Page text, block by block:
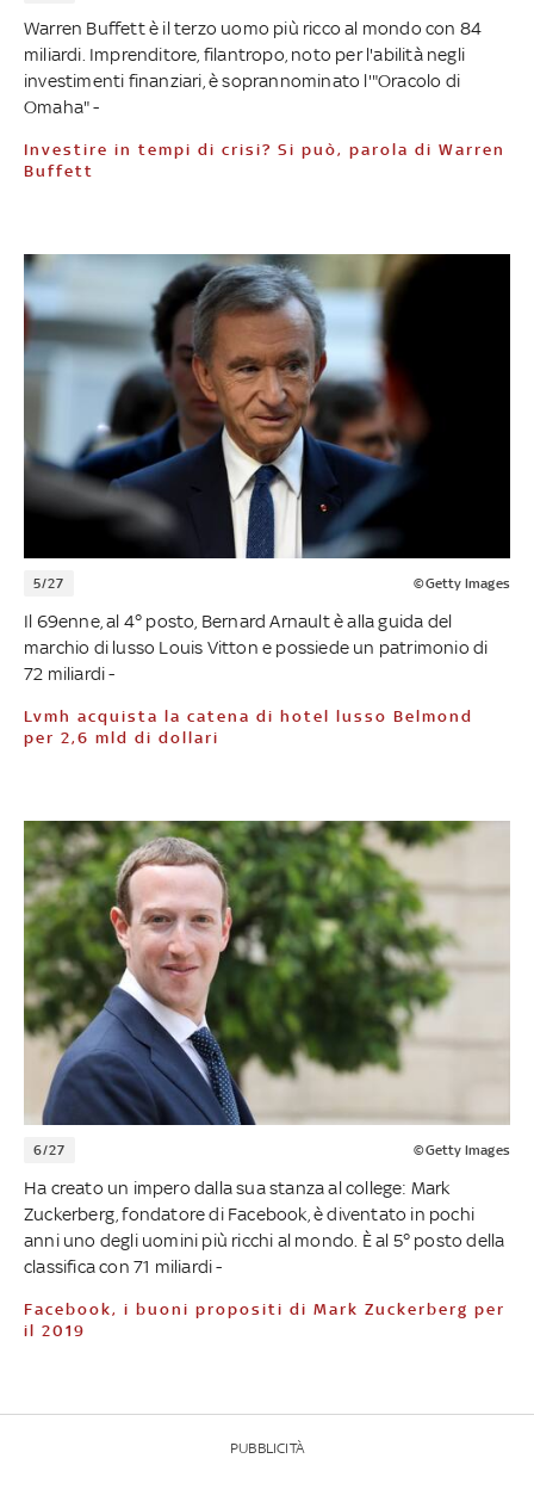
Warren Buffett è il terzo uomo più ricco al mondo con 84
miliardi. Imprenditore, filantropo, noto per l'abilità negli
investimenti finanziari, è soprannominato l'"Oracolo di
Omaha" -
Investire in tempi di crisi? Si può, parola di Warren
Buffett
5/27 ©Getty Images
Il 69enne, al 4° posto, Bernard Arnault è alla guida del
marchio di lusso Louis Vitton e possiede un patrimonio di
72 miliardi -
Lvmh acquista la catena di hotel lusso Belmond
per 2,6 mld di dollari
6/27 ©Getty Images
Ha creato un impero dalla sua stanza al college: Mark
Zuckerberg, fondatore di Facebook, è diventato in pochi
anni uno degli uomini più ricchi al mondo. È al 5° posto della
classifica con 71 miliardi -
Facebook, i buoni propositi di Mark Zuckerberg per
il 2019
PUBBLICITÀ